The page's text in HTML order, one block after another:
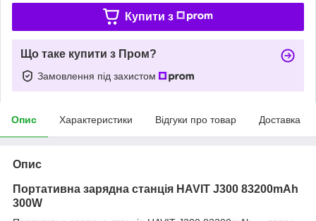
Купити з
Що таке купити з Пром?
Замовлення під захистом
Опис Характеристики Відгуки про товар Доставка
Опис
Портативна зарядна станція HAVIT J300 83200mAh
300W